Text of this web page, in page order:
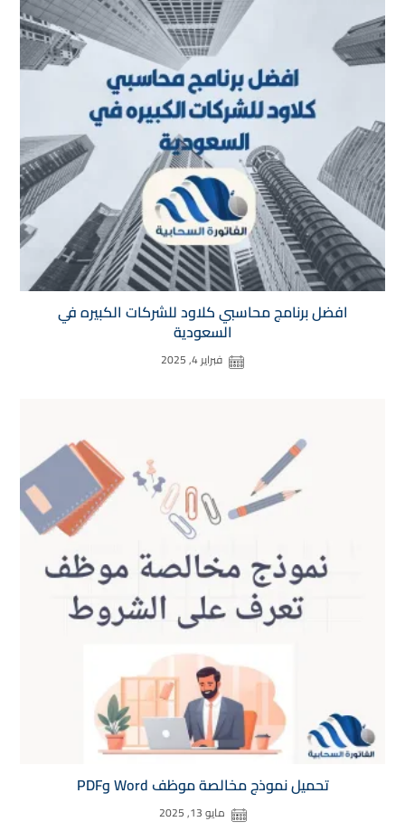
افضل برنامج محاسبي كلاود للشركات الكبيره في
السعودية
فبراير 4, 2025
تحميل نموذج مخالصة موظف Word وPDF
مايو 13, 2025